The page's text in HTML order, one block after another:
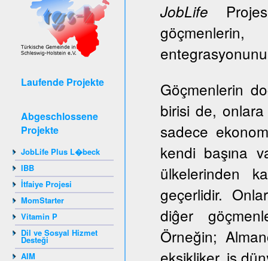
Laufende Projekte
Abgeschlossene
Projekte
JobLife Plus L�beck
IBB
İtfaiye Projesi
MomStarter
Vitamin P
Dil ve Sosyal Hizmet
Desteği
AIM
JobLife
Göçmenlerin
birisi de,
sadece
kendi başına
ülkelerinden
geçerlidir.
diĝer
Örneğin;